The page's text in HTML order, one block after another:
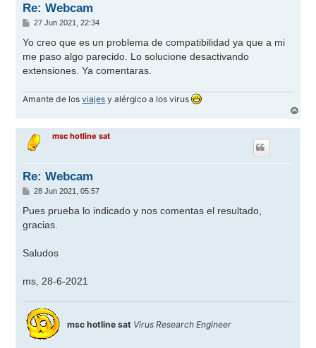
Re: Webcam
M
n
a
j
e
27 Jun 2021, 22:34
Yo creo que es un problema de compatibilidad ya que a mi
me paso algo parecido. Lo solucione desactivando
extensiones. Ya comentaras.
Amante de losviajes y alérgico a los virus
r
msc hotline sat
Re: Webcam
M
n
a
28 Jun 2021, 05:57
Pues prueba lo indicado y nos comentas el resultado,
gracias.
Saludos
ms, 28-6-2021
msc hotline sat Virus Research Engineer